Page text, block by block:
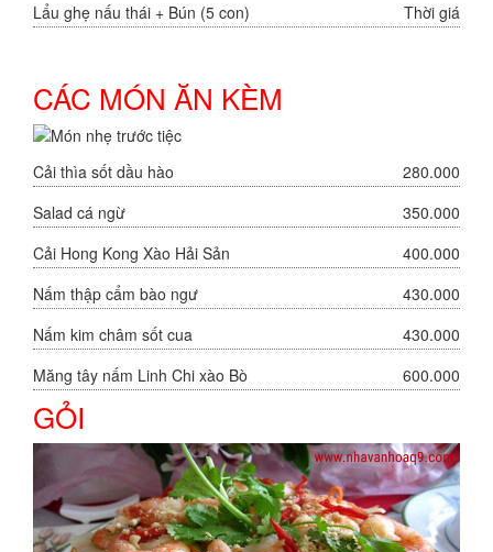
Lẩu ghẹ nấu thái + Bún (5 con)
Thời giá
CÁC MÓN ĂN KÈM
Cải thìa sốt dầu hào
280.000
Salad cá ngừ
350.000
Cải Hong Kong Xào Hải Sản
400.000
Nấm thập cẩm bào ngư
430.000
Nấm kim châm sốt cua
430.000
Măng tây nấm Linh Chi xào Bò
600.000
GỎI